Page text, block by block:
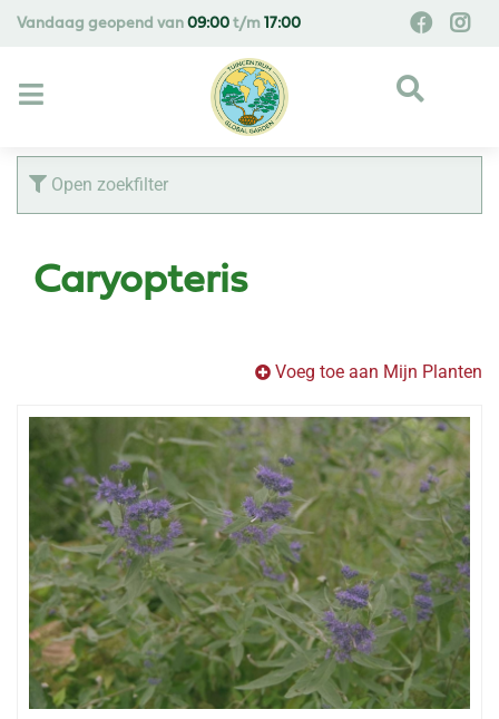
Vandaag geopend van 09:00 t/m 17:00
Open zoekfilter
Caryopteris
Voeg toe aan Mijn Planten